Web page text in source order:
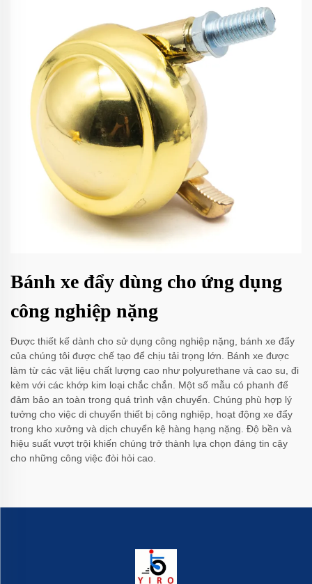
Bánh xe đẩy dùng cho ứng dụng
công nghiệp nặng
Được thiết kế dành cho sử dụng công nghiệp nặng, bánh xe đẩy
của chúng tôi được chế tạo để chịu tải trọng lớn. Bánh xe được
làm từ các vật liệu chất lượng cao như polyurethane và cao su, đi
kèm với các khớp kim loại chắc chắn. Một số mẫu có phanh để
đảm bảo an toàn trong quá trình vận chuyển. Chúng phù hợp lý
tưởng cho việc di chuyển thiết bị công nghiệp, hoạt động xe đẩy
trong kho xưởng và dịch chuyển kệ hàng hạng nặng. Độ bền và
hiệu suất vượt trội khiến chúng trở thành lựa chọn đáng tin cậy
cho những công việc đòi hỏi cao.